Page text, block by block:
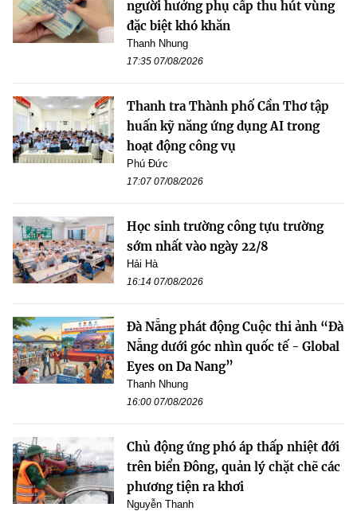
người hưởng phụ cấp thu hút vùng
đặc biệt khó khăn
Thanh Nhung
17:35 07/08/2026
Thanh tra Thành phố Cần Thơ tập
huấn kỹ năng ứng dụng AI trong
hoạt động công vụ
Phú Đức
17:07 07/08/2026
Học sinh trường công tựu trường
sớm nhất vào ngày 22/8
Hải Hà
16:14 07/08/2026
Đà Nẵng phát động Cuộc thi ảnh “Đà
Nẵng dưới góc nhìn quốc tế - Global
Eyes on Da Nang”
Thanh Nhung
16:00 07/08/2026
Chủ động ứng phó áp thấp nhiệt đới
trên biển Đông, quản lý chặt chẽ các
phương tiện ra khơi
Nguyễn Thanh